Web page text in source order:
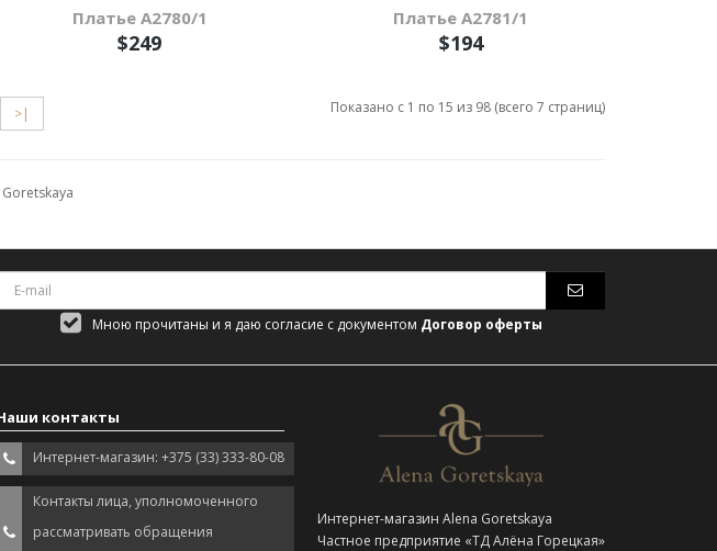
Платье А2780/1
$249
Платье А2781/1
$194
>| Показано с 1 по 15 из 98 (всего 7 страниц)
Мною прочитаны и я даю согласие с документом Договор оферты
контакты
Интернет-магазин: +375 (33) 333-80-08
Контакты лица, уполномоченного
рассматривать обращения
Интернет-магазин Alena Goretskaya
Частное предприятие «ТД Алёна Горецкая»